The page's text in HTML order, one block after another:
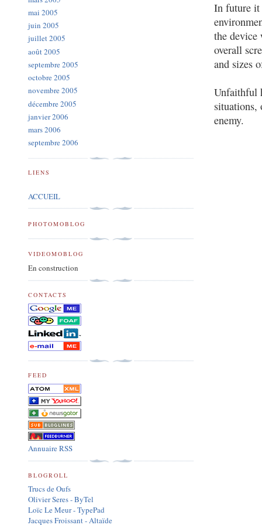
In future it
the device
overall
and sizes
Unfaithful
situations,
enemy.
mai 2005
juin 2005
juillet 2005
août 2005
septembre 2005
octobre 2005
novembre 2005
décembre 2005
janvier 2006
mars 2006
septembre 2006
LIENS
ACCUEIL
PHOTOMOBLOG
VIDEOMOBLOG
En construction
CONTACTS
FEED
Annuaire RSS
BLOGROLL
Trucs de Oufs
Olivier Seres - ByTel
Loïc Le Meur - TypePad
Jacques Froissant - Altaïde